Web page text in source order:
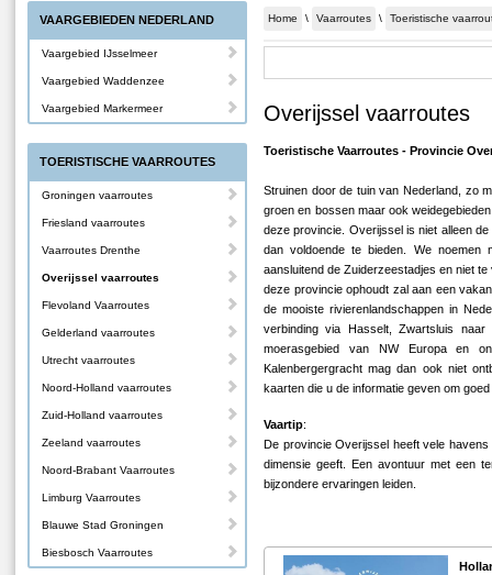
Home \ Vaarroutes \ Toeristische
Overijssel vaarroutes
Toeristische Vaarroutes - Provincie
Struinen door de tuin van Nederland, zo
groen en bossen maar ook
deze provincie. Overijssel is niet alleen
dan voldoende te bieden. We
aansluitend de Zuiderzeestadjes en niet
deze provincie ophoudt zal aan een
de mooiste rivierenlandschappen in
verbinding via Hasselt, Zwartsluis
moerasgebied van NW Europa en
Kalenbergergracht mag dan ook niet
kaarten die u de informatie geven om
Vaartip:
De provincie Overijssel heeft vele
dimensie geeft. Een avontuur met een
bijzondere ervaringen leiden.
VAARGEBIEDEN NEDERLAND
Vaargebied IJsselmeer
Vaargebied Waddenzee
Vaargebied Markermeer
TOERISTISCHE VAARROUTES
Groningen vaarroutes
Friesland vaarroutes
Vaarroutes Drenthe
Overijssel vaarroutes
Flevoland Vaarroutes
Gelderland vaarroutes
Utrecht vaarroutes
Noord-Holland vaarroutes
Zuid-Holland vaarroutes
Zeeland vaarroutes
Noord-Brabant Vaarroutes
Limburg Vaarroutes
Blauwe Stad Groningen
Biesbosch Vaarroutes